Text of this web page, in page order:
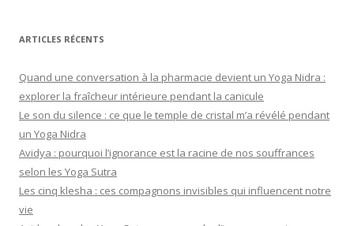
ARTICLES RÉCENTS
Quand une conversation à la pharmacie devient un Yoga Nidra :
explorer la fraîcheur intérieure pendant la canicule
Le son du silence : ce que le temple de cristal m’a révélé pendant
un Yoga Nidra
Avidya : pourquoi l’ignorance est la racine de nos souffrances
selon les Yoga Sutra
Les cinq klesha : ces compagnons invisibles qui influencent notre
vie